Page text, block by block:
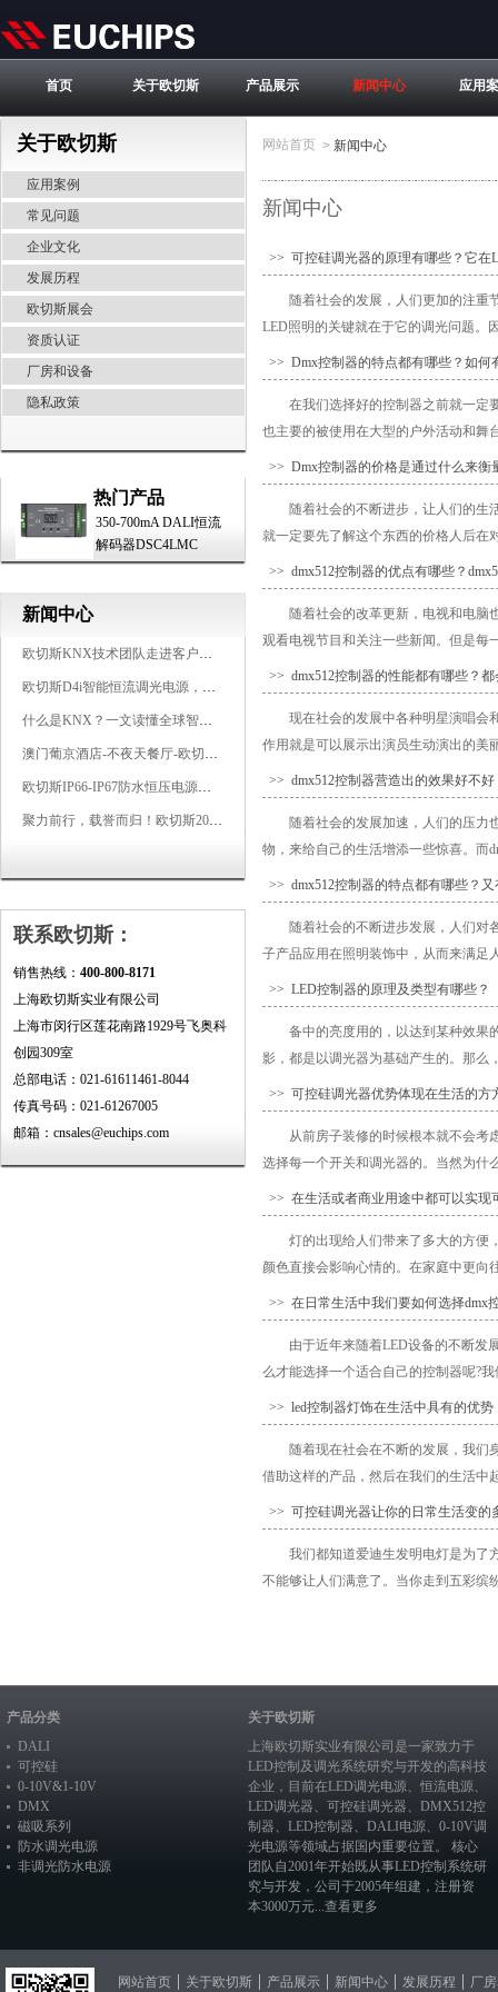
首页 关于欧切斯 产品展示 新闻中心 应用
关于欧切斯
应用案例
常见问题
企业文化
发展历程
欧切斯展会
资质认证
厂房和设备
隐私政策
热门产品
350-700mA DALI恒流
解码器DSC4LMC
新闻中心
欧切斯KNX技术团队走进客户企业，为智能照明项目提供专业技术支持
欧切斯D4i智能恒流调光电源，引领未来照明生态
什么是KNX？一文读懂全球智能建筑控制标准
澳门葡京酒店-不夜天餐厅-欧切斯KNX智能控制系统打造高端智慧空间
欧切斯IP66-IP67防水恒压电源，无惧风雨，智稳如一
聚力前行，载誉而归！欧切斯2026光亚展完美收官
联系欧切斯：
销售热线： 400-800-8171
上海欧切斯实业有限公司
上海市闵行区莲花南路1929号飞奥科
创园309室
总部电话：021-61611461-8044
传真号码：021-61267005
邮箱：cnsales@euchips.com
网站首页 > 新闻中心
新闻中心
>> 可控硅调光器的原理有哪些？它在
随着社会的发展，人们更加的注重
LED照明的关键就在于它的调光问题。
>> Dmx控制器的特点都有哪些？如何
在我们选择好的控制器之前就一定
也主要的被使用在大型的户外活动和舞
>> Dmx控制器的价格是通过什么来衡
随着社会的不断进步，让人们的生
就一定要先了解这个东西的价格人后在
>> dmx512控制器的优点有哪些？
随着社会的改革更新，电视和电脑
观看电视节目和关注一些新闻。但是每
>> dmx512控制器的性能都有哪些？
现在社会的发展中各种明星演唱会
作用就是可以展示出演员生动演出的美
>> dmx512控制器营造出的效果好不
随着社会的发展加速，人们的压力
物，来给自己的生活增添一些惊喜。而
>> dmx512控制器的特点都有哪些？
随着社会的不断进步发展，人们对
子产品应用在照明装饰中，从而来满足
>> LED控制器的原理及类型有哪些？
备中的亮度用的，以达到某种效果
影，都是以调光器为基础产生的。那么
>> 可控硅调光器优势体现在生活的方
从前房子装修的时候根本就不会考
选择每一个开关和调光器的。当然为什
>> 在生活或者商业用途中都可以实现
灯的出现给人们带来了多大的方便
颜色直接会影响心情的。在家庭中更向
>> 在日常生活中我们要如何选择dmx
由于近年来随着LED设备的不断发
么才能选择一个适合自己的控制器呢?
>> led控制器灯饰在生活中具有的优势
随着现在社会在不断的发展，我们
借助这样的产品，然后在我们的生活中
>> 可控硅调光器让你的日常生活变的
我们都知道爱迪生发明电灯是为了
不能够让人们满意了。当你走到五彩缤
产品分类
DALI
可控硅
0-10V&1-10V
DMX
磁吸系列
防水调光电源
非调光防水电源
关于欧切斯
上海欧切斯实业有限公司是一家致力于
LED控制及调光系统研究与开发的高科技
企业，目前在LED调光电源、恒流电源、
LED调光器、 可控硅调光器、 DMX512控
制器、 LED控制器、 DALI电源、 0-10V调
光电源等领域占据国内重要位置。 核心
团队自2001年开始既从事LED控制系统研
究与开发，公司于2005年组建，注册资
本3000万元...查看更多
网站首页 关于欧切斯 产品展示 新闻中心 发展历程 厂